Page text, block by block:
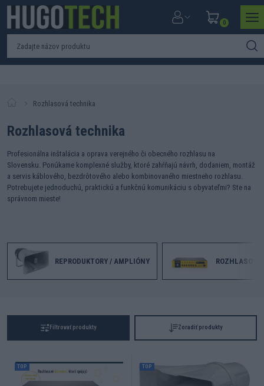
0
Rozhlasová technika
Rozhlasová technika
Profesionálna inštalácia a oprava verejného či obecného rozhlasu na
Slovensku. Ponúkame komplexné služby, ktoré zahŕňajú návrh, dodaniem, montáž
a servis káblového, bezdrôtového alebo kombinovaného miestneho rozhlasu.
Potrebujete jednoduchú, praktickú a funkčnú komunikáciu s obyvateľmi? Ste na
správnom mieste!
REPRODUKTORY / AMPLIÓNY ROZHLASOVÉ
Filtrovať produkty Zoradiť produkty
TOP TOP